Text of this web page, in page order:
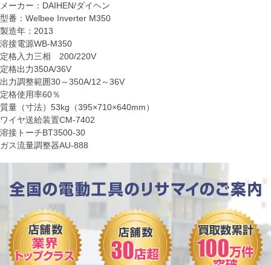
メーカー：DAIHEN/ダイヘン
型番：Welbee Inverter M350
製造年：2013
溶接電源WB-M350
定格入力三相 200/220V
定格出力350A/36V
出力調整範囲30～350A/12～36V
定格使用率60％
質量（寸法）53kg（395×710×640mm）
ワイヤ送給装置CM-7402
溶接トーチBT3500-30
ガス流量調整器AU-888